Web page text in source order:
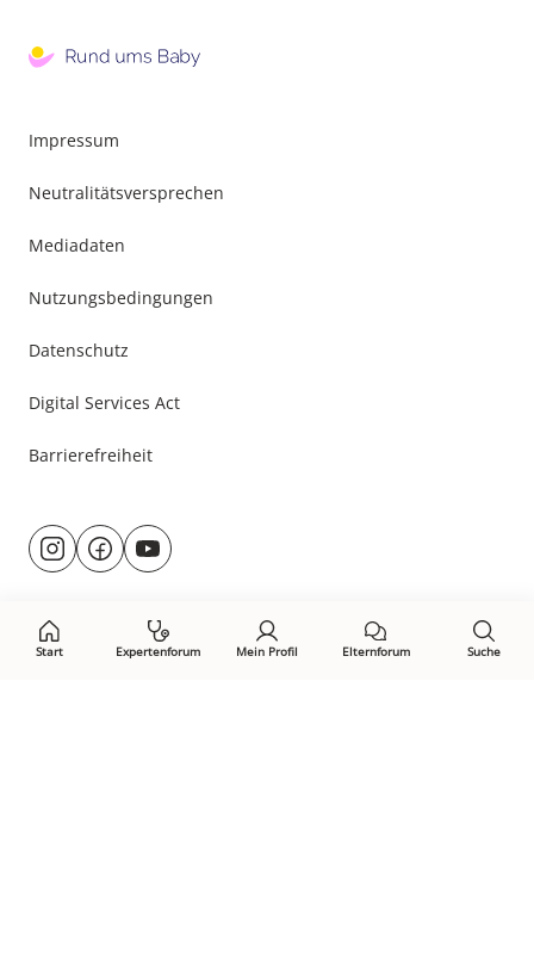
Start Expertenforum Mein Profil Elternforum Suche
Impressum
Neutralitätsversprechen
Mediadaten
Nutzungsbedingungen
Datenschutz
Digital Services Act
Barrierefreiheit
Besuche
uns@rund.ums.baby
facebook.com/rundumsbaby.de
youtube.com/@rundumsbaby_